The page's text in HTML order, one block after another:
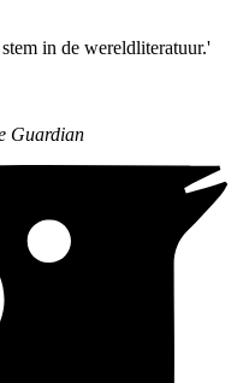
in de wereldliteratuur.'
Guardian